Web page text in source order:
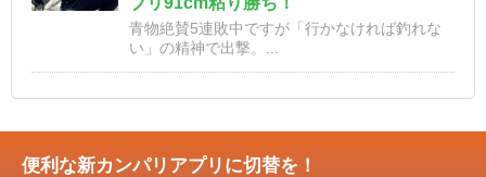
青物絶賛5連敗中ですが「行かなければ釣れな
い」の精神で出撃。...
便利な新カンパリアプリに切替を！